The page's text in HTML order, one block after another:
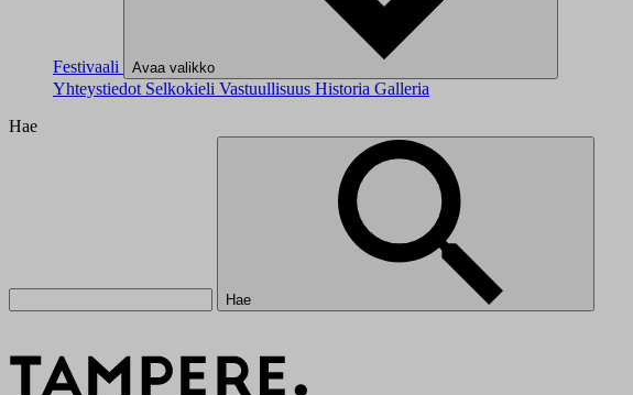
Festivaali Avaa valikko
Yhteystiedot Selkokieli Vastuullisuus Historia Galleria
Hae
Hae